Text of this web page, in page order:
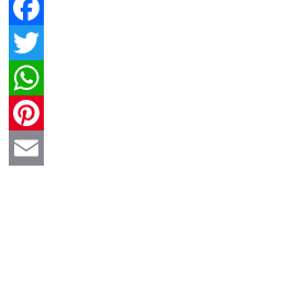
Facebook
Twitter
WhatsApp
Pinterest